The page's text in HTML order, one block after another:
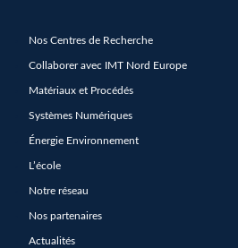
Nos Centres de Recherche
Collaborer avec IMT Nord Europe
Matériaux et Procédés
Systèmes Numériques
Énergie Environnement
L’école
Notre réseau
Nos partenaires
Actualités